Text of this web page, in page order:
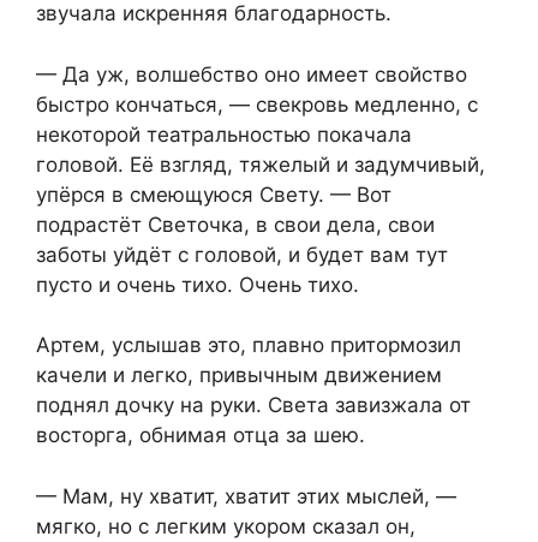
звучала искренняя благодарность.
— Да уж, волшебство оно имеет свойство
быстро кончаться, — свекровь медленно, с
некоторой театральностью покачала
головой. Её взгляд, тяжелый и задумчивый,
упёрся в смеющуюся Свету. — Вот
подрастёт Светочка, в свои дела, свои
заботы уйдёт с головой, и будет вам тут
пусто и очень тихо. Очень тихо.
Артем, услышав это, плавно притормозил
качели и легко, привычным движением
поднял дочку на руки. Света завизжала от
восторга, обнимая отца за шею.
— Мам, ну хватит, хватит этих мыслей, —
мягко, но с легким укором сказал он,